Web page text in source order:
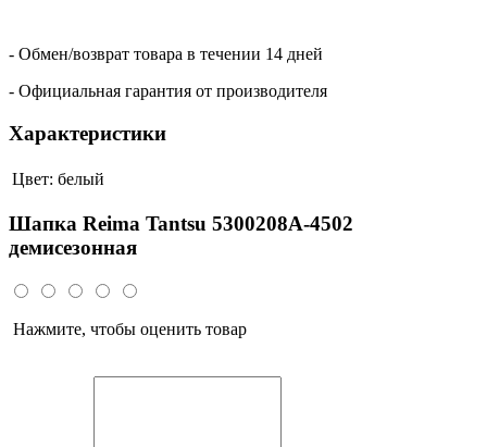
- Обмен/возврат товара в течении 14 дней
- Официальная гарантия от производителя
Характеристики
Цвет: белый
Шапка Reima Tantsu 5300208A-4502
демисезонная
Нажмите, чтобы оценить товар